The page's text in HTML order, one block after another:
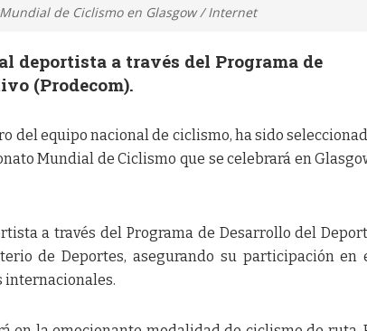
de Ciclismo en Glasgow / Internet
deportista a través del Programa de
(Prodecom).
del equipo nacional de ciclismo, ha sido
Mundial de Ciclismo que se celebrará en
a través del Programa de Desarrollo del
de Deportes, asegurando su participación en
internacionales.